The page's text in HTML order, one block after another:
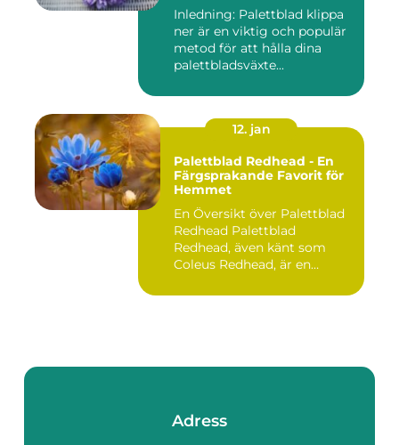
Inledning: Palettblad klippa
ner är en viktig och populär
metod för att hålla dina
palettbladsväxte...
12. jan
Palettblad Redhead - En
Färgsprakande Favorit för
Hemmet
En Översikt över Palettblad
Redhead Palettblad
Redhead, även känt som
Coleus Redhead, är en
Adress